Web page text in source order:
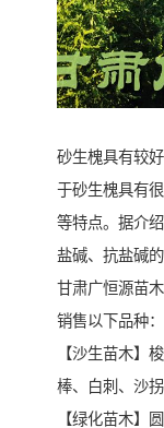
砂生槐具有较
于砂生槐具有
等特点。据介
盐碱、抗盐碱的
甘肃广恒源苗
销售以下品种：
【沙生苗木】
棒、白刺、沙
【绿化苗木】